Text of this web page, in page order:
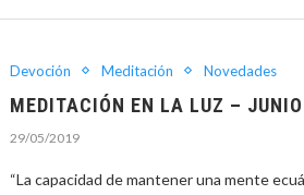
Devoción Meditación Novedades
MEDITACIÓN EN LA LUZ –
29/05/2019
“La capacidad de mantener una mente